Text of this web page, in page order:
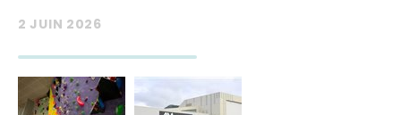
2 JUIN 2026